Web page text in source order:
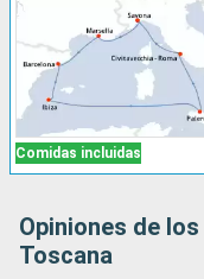
Comidas incluidas
Opiniones de
Toscana